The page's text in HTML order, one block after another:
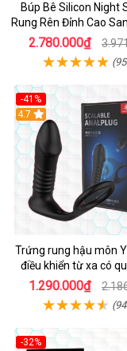
Búp Bê Silicon Night
Rung Rên Đỉnh Cao
2.780.000₫
-41%
Hot
4.7
Trứng rung hậu môn
điều khiển từ xa có
thích
1.290.000₫
-32%